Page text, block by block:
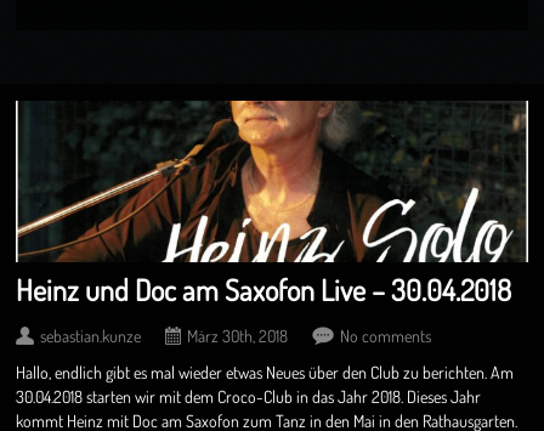
Heinz und Doc am Saxofon Live – 30.04.2018
sebastian.kunze März 30th, 2018
No comments
Hallo, endlich gibt es mal wieder etwas Neues über den Club zu berichten. Am
30.04.2018 starten wir mit dem Croco-Club in das Jahr 2018. Dieses Jahr
kommt Heinz mit Doc am Saxofon zum Tanz in den Mai in den Rathausgarten.